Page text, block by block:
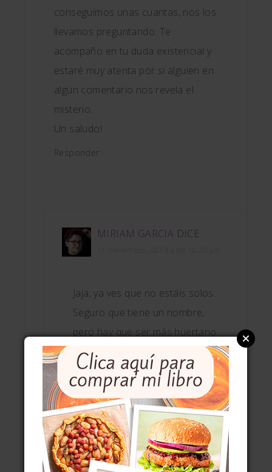
conseguimos unas cuantas, nos los
llevamos preguntando. Te
acompaño en tu duda existencial y
estaré muy atenta por si alguien en
algún comentario nos revela el
misterio.
Un saludo!
Responder
MIRIAM GARCIA DICE
Jaja, ya ves que no estáis solos.
Seguro que tiene un nombre,
pero hay que ser más huertano
que yo para saberlo.
Responder
JUAN GARRE LOPEZ DICE